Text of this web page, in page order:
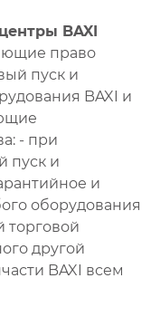
BAXI
право
пуск и
BAXI и
- при
пуск и
и
оборудования
торговой
другой
BAXI всем